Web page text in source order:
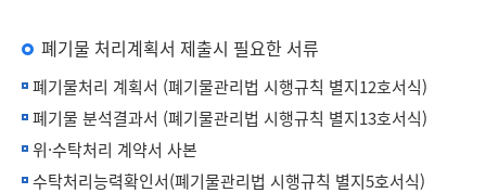
폐기물 처리계획서 제출시 필요한 서류
폐기물처리 계획서 (폐기물관리법 시행규칙 별지12호서식)
폐기물 분석결과서 (폐기물관리법 시행규칙 별지13호서식)
위·수탁처리 계약서 사본
수탁처리능력확인서(폐기물관리법 시행규칙 별지5호서식)